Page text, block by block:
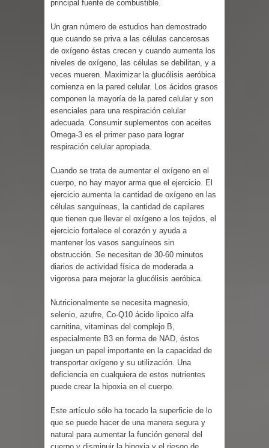
EEUU: Tres muertos y cuatro heridos
por tiroteo en Seattle
Heridos y edificios colapsados tras
terremoto de magnitud 7,1 en Japón
El Poder Ejecutivo promulgó el
reformado Código Penal de RD
Demanda eléctrica de RD rompió de
nuevo su máximo histórico
Caen 11 presuntos Trinitarios por ola
terror con 5 asesinatos
Policía recupera dos armas de fuego
y tres motocicletas durante operativo
en Moca
Santiago: Banreservas realiza 2do.
foro “Reserva tu Capital”
Hombre muere tras ser atacado con
local de Samaná
principal fuente de combustible.
Un gran número de estudios han demostrado
que cuando se priva a las células cancerosas
de oxígeno éstas crecen y cuando aumenta los
niveles de oxígeno, las células se debilitan, y a
veces mueren. Maximizar la glucólisis aeróbica
comienza en la pared celular. Los ácidos grasos
componen la mayoría de la pared celular y son
esenciales para una respiración celular
adecuada. Consumir suplementos con aceites
Omega-3 es el primer paso para lograr
respiración celular apropiada.
Cuando se trata de aumentar el oxígeno en el
cuerpo, no hay mayor arma que el ejercicio. El
ejercicio aumenta la cantidad de oxígeno en las
células sanguíneas, la cantidad de capilares
que tienen que llevar el oxígeno a los tejidos, el
ejercicio fortalece el corazón y ayuda a
mantener los vasos sanguíneos sin
obstrucción. Se necesitan de 30-60 minutos
diarios de actividad física de moderada a
vigorosa para mejorar la glucólisis aeróbica.
Nutricionalmente se necesita magnesio,
selenio, azufre, Co-Q10 ácido lipoico alfa
carnitina, vitaminas del complejo B,
especialmente B3 en forma de NAD, éstos
juegan un papel importante en la capacidad de
transportar oxígeno y su utilización. Una
deficiencia en cualquiera de estos nutrientes
puede crear la hipoxia en el cuerpo.
Este artículo sólo ha tocado la superficie de lo
que se puede hacer de una manera segura y
natural para aumentar la función general del